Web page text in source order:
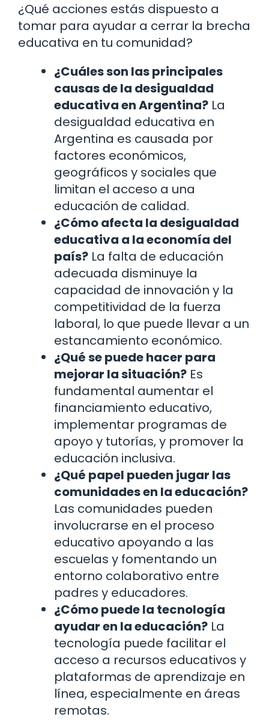
¿Qué acciones estás dispuesto a
tomar para ayudar a cerrar la brecha
educativa en tu comunidad?
¿Cuáles son las principales
causas de la desigualdad
educativa en Argentina? La
desigualdad educativa en
Argentina es causada por
factores económicos,
geográficos y sociales que
limitan el acceso a una
educación de calidad.
¿Cómo afecta la desigualdad
educativa a la economía del
país? La falta de educación
adecuada disminuye la
capacidad de innovación y la
competitividad de la fuerza
laboral, lo que puede llevar a un
estancamiento económico.
¿Qué se puede hacer para
mejorar la situación? Es
fundamental aumentar el
financiamiento educativo,
implementar programas de
apoyo y tutorías, y promover la
educación inclusiva.
¿Qué papel pueden jugar las
comunidades en la educación?
Las comunidades pueden
involucrarse en el proceso
educativo apoyando a las
escuelas y fomentando un
entorno colaborativo entre
padres y educadores.
¿Cómo puede la tecnología
ayudar en la educación? La
tecnología puede facilitar el
acceso a recursos educativos y
plataformas de aprendizaje en
línea, especialmente en áreas
remotas.